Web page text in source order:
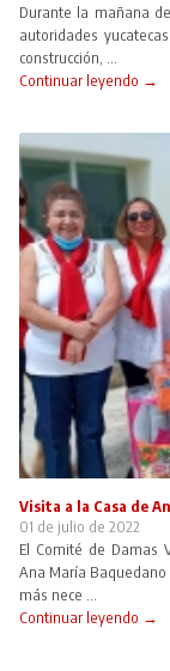
Durante la mañana
autoridades
construcción, ...
Continuar leyendo →
Visita a la Casa de
01 de julio de 2022
El Comité de Damas
Ana María
más nece ...
Continuar leyendo →